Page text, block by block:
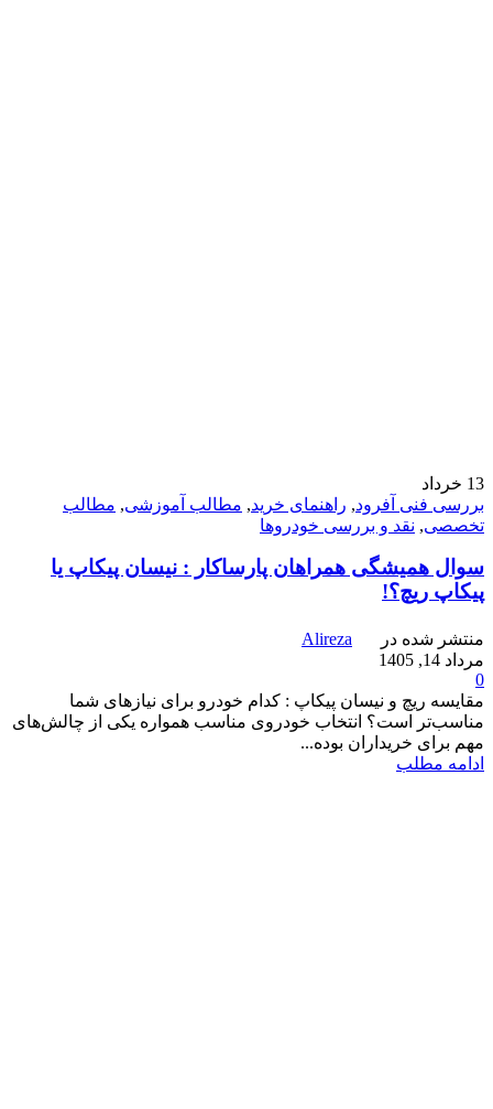
13 خرداد
بررسی فنی آفرود, راهنمای خرید, مطالب آموزشی, مطالب
تخصصی, نقد و بررسی خودروها
سوال همیشگی همراهان پارساکار : نیسان پیکاپ یا
پیکاپ ریچ؟!
منتشر شده در
Alireza
مرداد 14, 1405
0
مقایسه ریچ و نیسان پیکاپ : کدام خودرو برای نیازهای شما
مناسب‌تر است؟ انتخاب خودروی مناسب همواره یکی از چالش‌های
مهم برای خریداران بوده...
ادامه مطلب